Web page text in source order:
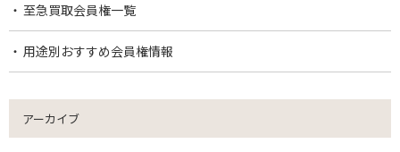
至急買取会員権一覧
用途別おすすめ会員権情報
アーカイブ